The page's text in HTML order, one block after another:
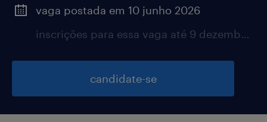
vaga postada em 10 junho 2026
inscrições para essa vaga até 9 dezembro 2026
candidate-se